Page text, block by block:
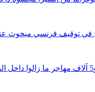
في توقيف فرنسي مبحوث